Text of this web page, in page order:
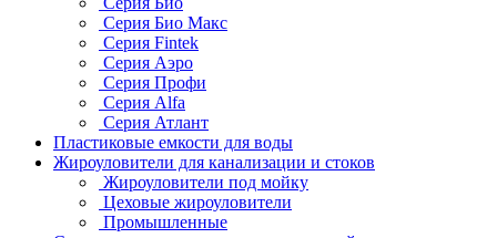
Серия Био Макс
Серия Fintek
Серия Аэро
Серия Профи
Серия Alfa
Серия Атлант
Пластиковые емкости для воды
Жироуловители для канализации и стоков
Жироуловители под мойку
Цеховые жироуловители
Промышленные